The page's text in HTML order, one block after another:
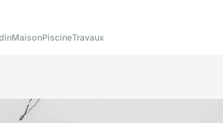
MaisonPiscineTravaux